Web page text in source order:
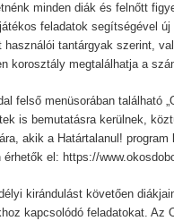
minden diák és felnőtt
feladatok segítségével
használói tantárgyak szerint,
korosztály megtalálhatja a
felső menüsorában található
is bemutatásra kerülnek,
akik a Határtalanul!
érhetők el: https://
kirándulást követően
kapcsolódó feladatokat. Az